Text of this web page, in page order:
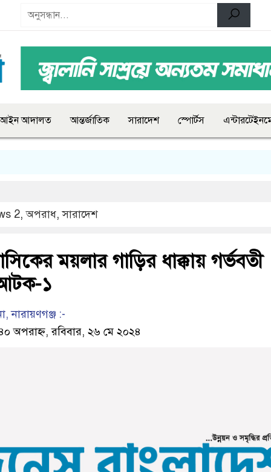
আইন আদালত আন্তর্জাতিক সারাদেশ স্পোর্টস
2,অপরাধ,সারাদেশ
ময়লার গাড়ির ধাক্কায় গর্ভবতী
১
নারায়ণগঞ্জ :-
অপরাহ্ন, রবিবার, ২৬ মে ২০২৪